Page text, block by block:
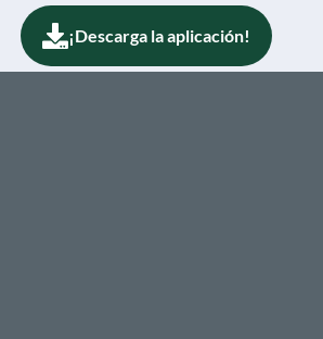
¡Descarga la aplicación!